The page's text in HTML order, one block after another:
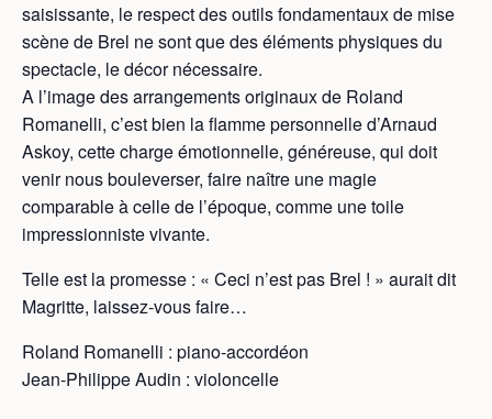
saisissante, le respect des outils fondamentaux de mise
scène de Brel ne sont que des éléments physiques du
spectacle, le décor nécessaire.
A l’image des arrangements originaux de Roland
Romanelli, c’est bien la flamme personnelle d’Arnaud
Askoy, cette charge émotionnelle, généreuse, qui doit
venir nous bouleverser, faire naître une magie
comparable à celle de l’époque, comme une toile
impressionniste vivante.
Telle est la promesse : « Ceci n’est pas Brel ! » aurait dit
Magritte, laissez-vous faire…
Roland Romanelli : piano-accordéon
Jean-Philippe Audin : violoncelle